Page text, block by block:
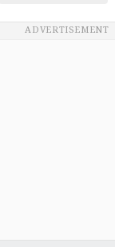
ADVERTISEMENT